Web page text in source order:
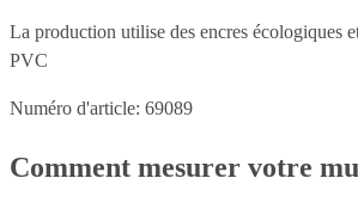
La production utilise des encres écologiques
PVC
Numéro d'article: 69089
Comment mesurer votre